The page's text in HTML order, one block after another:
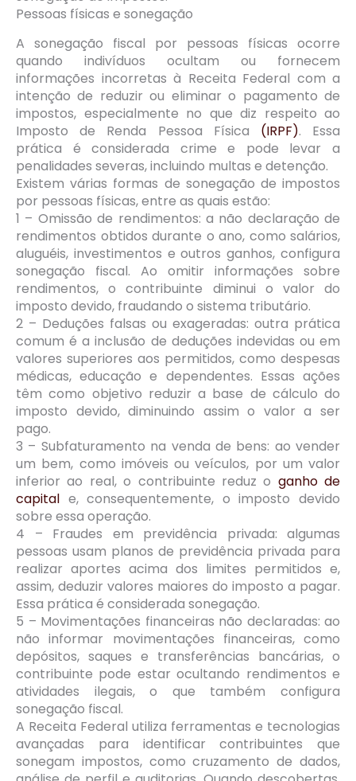
Pessoas físicas e sonegação
A sonegação fiscal por pessoas físicas ocorre
quando indivíduos ocultam ou fornecem
informações incorretas à Receita Federal com a
intenção de reduzir ou eliminar o pagamento de
impostos, especialmente no que diz respeito ao
Imposto de Renda Pessoa Física (IRPF). Essa
prática é considerada crime e pode levar a
penalidades severas, incluindo multas e detenção.
Existem várias formas de sonegação de impostos
por pessoas físicas, entre as quais estão:
1 – Omissão de rendimentos: a não declaração de
rendimentos obtidos durante o ano, como salários,
aluguéis, investimentos e outros ganhos, configura
sonegação fiscal. Ao omitir informações sobre
rendimentos, o contribuinte diminui o valor do
imposto devido, fraudando o sistema tributário.
2 – Deduções falsas ou exageradas: outra prática
comum é a inclusão de deduções indevidas ou em
valores superiores aos permitidos, como despesas
médicas, educação e dependentes. Essas ações
têm como objetivo reduzir a base de cálculo do
imposto devido, diminuindo assim o valor a ser
pago.
3 – Subfaturamento na venda de bens: ao vender
um bem, como imóveis ou veículos, por um valor
inferior ao real, o contribuinte reduz o ganho de
capital e, consequentemente, o imposto devido
sobre essa operação.
4 – Fraudes em previdência privada: algumas
pessoas usam planos de previdência privada para
realizar aportes acima dos limites permitidos e,
assim, deduzir valores maiores do imposto a pagar.
Essa prática é considerada sonegação.
5 – Movimentações financeiras não declaradas: ao
não informar movimentações financeiras, como
depósitos, saques e transferências bancárias, o
contribuinte pode estar ocultando rendimentos e
atividades ilegais, o que também configura
sonegação fiscal.
A Receita Federal utiliza ferramentas e tecnologias
avançadas para identificar contribuintes que
sonegam impostos, como cruzamento de dados,